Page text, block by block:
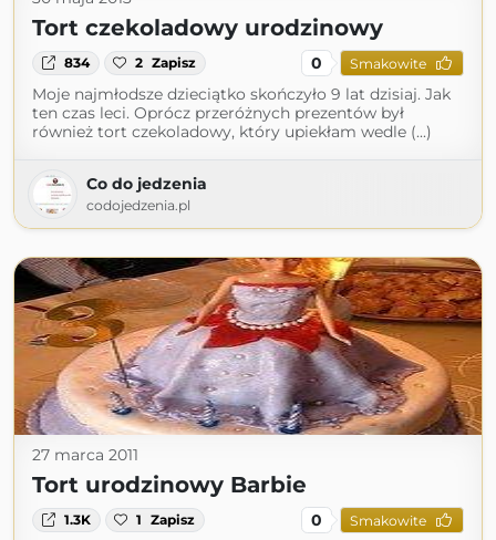
Tort czekoladowy urodzinowy
834 2 Zapisz 0 Smakowite
Moje najmłodsze dzieciątko skończyło 9 lat dzisiaj. Jak
ten czas leci. Oprócz przeróżnych prezentów był
również tort czekoladowy, który upiekłam wedle (...)
Co do jedzenia
codojedzenia.pl
27 marca 2011
Tort urodzinowy Barbie
1.3K 1 Zapisz 0 Smakowite